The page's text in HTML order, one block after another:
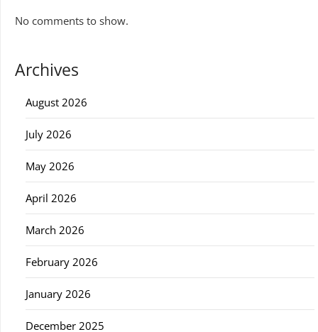
No comments to show.
Archives
August 2026
July 2026
May 2026
April 2026
March 2026
February 2026
January 2026
December 2025